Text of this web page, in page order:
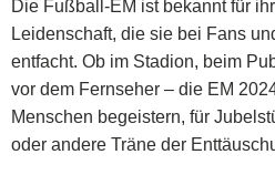
Die Fußball-EM ist bekannt für
Leidenschaft, die sie bei Fans
entfacht. Ob im Stadion, beim
vor dem Fernseher – die EM
Menschen begeistern, für
oder andere Träne der